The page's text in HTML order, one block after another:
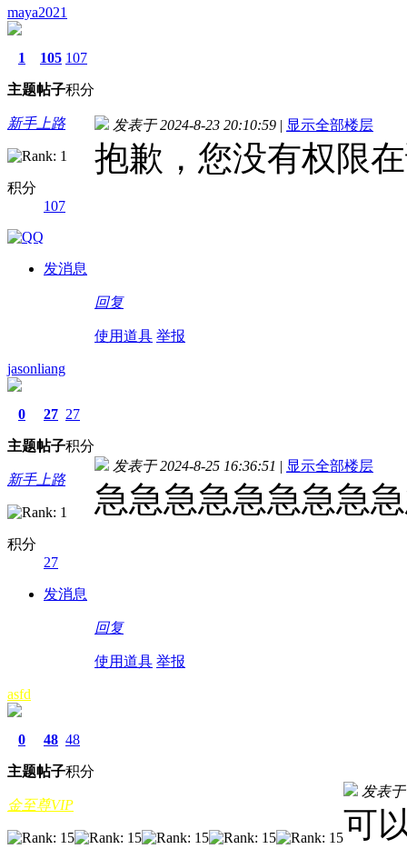
maya2021
1
主题
105
帖子
107
积分
新手上路
积分
107
发消息
发表于 2024-8-23 20:10:59 | 显示全部楼层
抱歉，您没有权限
回复
使用道具 举报
jasonliang
0
主题
27
帖子
27
积分
新手上路
积分
27
发消息
发表于 2024-8-25 16:36:51 | 显示全部楼层
急急急急急急急急
回复
使用道具 举报
asfd
0
主题
48
帖子
48
积分
金至尊VIP
发表于
可